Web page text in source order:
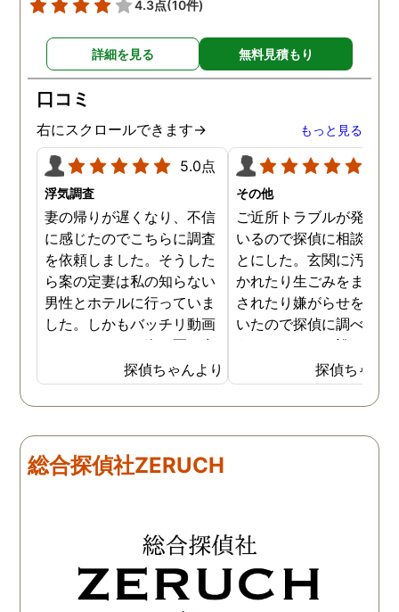
4.3点(10件)
詳細を見る 無料見積もり
口コミ
右にスクロールできます→ もっと見る
5.0点
浮気調査
妻の帰りが遅くなり、不信
に感じたのでこちらに調査
を依頼しました。そうした
ら案の定妻は私の知らない
男性とホテルに行っていま
した。しかもバッチリ動画
でキスしている姿が写し出
されていました。本当にシ
ョックでしたが、これでス
ッキリしました。裁判では
士と一緒に戦っていこうと
思います。探偵に支払った
れからもサポートしていき
ますから。」と言う探偵か
らの言葉には本当に励まさ
れました。これからも弁護
探偵ちゃんより
その他
ご近所トラブルが発生し
いるので探偵に相談する
とにした。玄関に汚物を
かれたり生ごみをまき散
されたり嫌がらせを受け
いたので探偵に調べても
うことにした。誰がやっ
いるのか何が原因なのか
べてもらうと隣の奥さん
った。痴呆症が進み被害
だ。普段は普通なのに夜
探偵ちゃん
総合探偵社ZERUCH